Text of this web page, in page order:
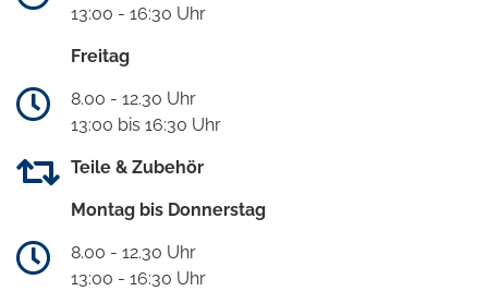
13:00 - 16:30 Uhr
Freitag
8.00 - 12.30 Uhr
13:00 bis 16:30 Uhr
Teile & Zubehör
Montag bis Donnerstag
8.00 - 12.30 Uhr
13:00 - 16:30 Uhr